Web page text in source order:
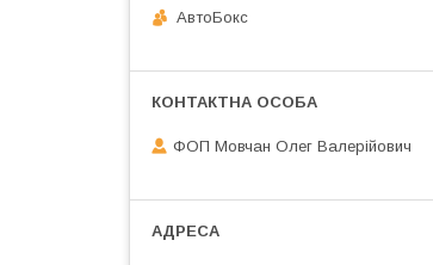
АвтоБокс
ФОП Мовчан Олег Валерійович